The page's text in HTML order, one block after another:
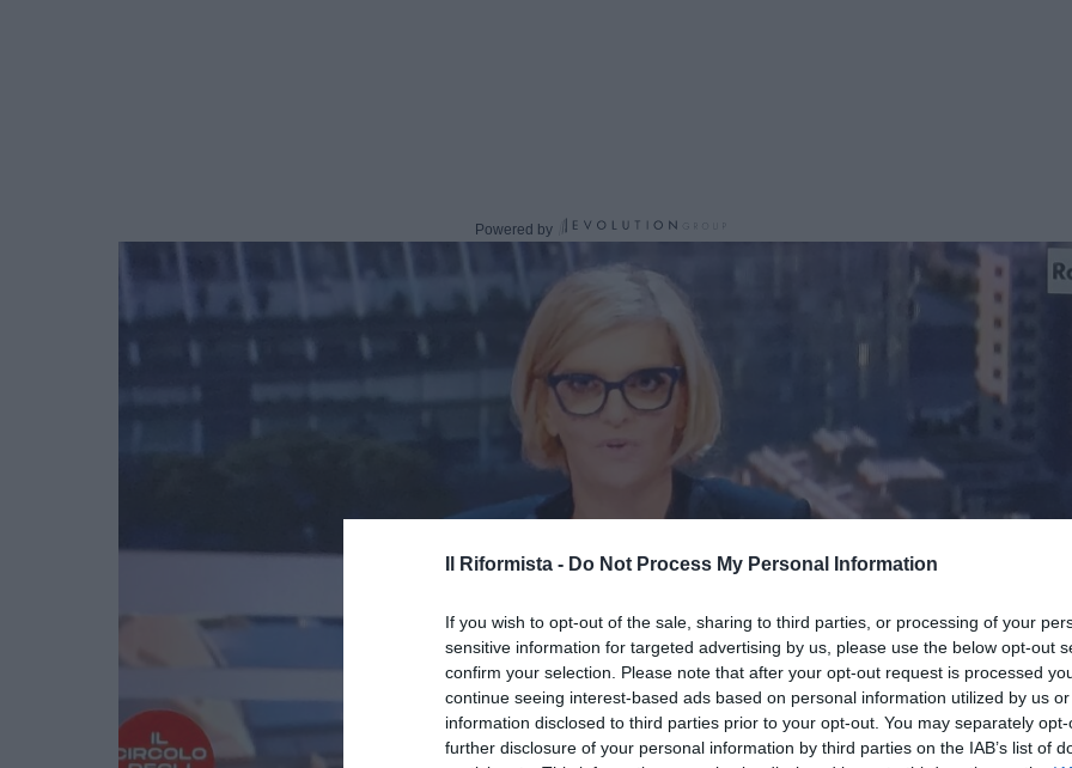
Il Riformista - Do Not Process My Personal Information
If you wish to opt-out of the sale, sharing to third parties, or processing of your
sensitive information for targeted advertising by us, please use the below opt-out
confirm your selection. Please note that after your opt-out request is processed
continue seeing interest-based ads based on personal information utilized by us
information disclosed to third parties prior to your opt-out. You may separately
further disclosure of your personal information by third parties on the IAB’s list of
Powered by